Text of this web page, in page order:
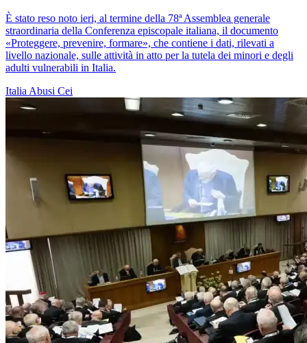
È stato reso noto ieri, al termine della 78ª Assemblea generale
straordinaria della Conferenza episcopale italiana, il documento
«Proteggere, prevenire, formare», che contiene i dati, rilevati a
livello nazionale, sulle attività in atto per la tutela dei minori e degli
adulti vulnerabili in Italia.
Italia Abusi Cei